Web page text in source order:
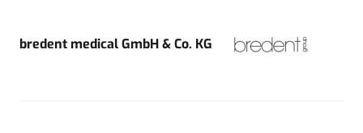
bredent medical GmbH & Co. KG